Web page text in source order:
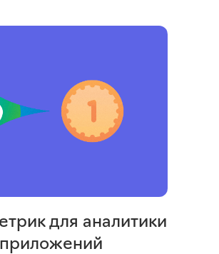
для аналитики